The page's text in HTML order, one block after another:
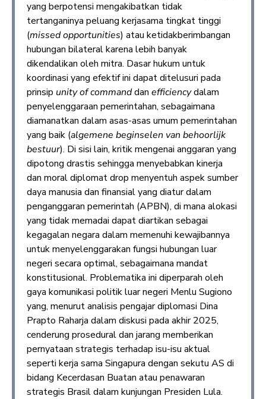
yang berpotensi mengakibatkan tidak
tertanganinya peluang kerjasama tingkat tinggi
(missed opportunities) atau ketidakberimbangan
hubungan bilateral karena lebih banyak
dikendalikan oleh mitra. Dasar hukum untuk
koordinasi yang efektif ini dapat ditelusuri pada
prinsip unity of commanddan efficiencydalam
penyelenggaraan pemerintahan, sebagaimana
diamanatkan dalam asas-asas umum pemerintahan
yang baik (algemene beginselen van behoorlijk
bestuur). Di sisi lain, kritik mengenai anggaran yang
dipotong drastis sehingga menyebabkan kinerja
dan moral diplomat drop menyentuh aspek sumber
daya manusia dan finansial yang diatur dalam
penganggaran pemerintah (APBN), di mana alokasi
yang tidak memadai dapat diartikan sebagai
kegagalan negara dalam memenuhi kewajibannya
untuk menyelenggarakan fungsi hubungan luar
negeri secara optimal, sebagaimana mandat
konstitusional. Problematika ini diperparah oleh
gaya komunikasi politik luar negeri Menlu Sugiono
yang, menurut analisis pengajar diplomasi Dina
Prapto Raharja dalam diskusi pada akhir 2025,
cenderung prosedural dan jarang memberikan
pernyataan strategis terhadap isu-isu aktual
seperti kerja sama Singapura dengan sekutu AS di
bidang Kecerdasan Buatan atau penawaran
strategis Brasil dalam kunjungan Presiden Lula.